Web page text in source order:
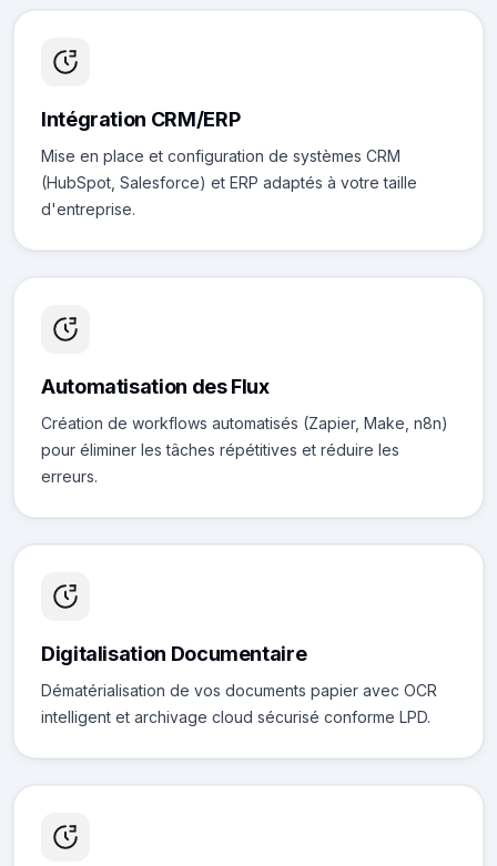
Intégration CRM/ERP
Mise en place et configuration de systèmes CRM
(HubSpot, Salesforce) et ERP adaptés à votre taille
d'entreprise.
Automatisation des Flux
Création de workflows automatisés (Zapier, Make, n8n)
pour éliminer les tâches répétitives et réduire les
erreurs.
Digitalisation Documentaire
Dématérialisation de vos documents papier avec OCR
intelligent et archivage cloud sécurisé conforme LPD.